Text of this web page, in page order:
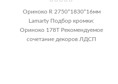
Ориноко R 2750*1830*16мм
Lamarty Подбор кромки:
Ориноко 178Т Рекомендуемое
сочетание декоров ЛДСП